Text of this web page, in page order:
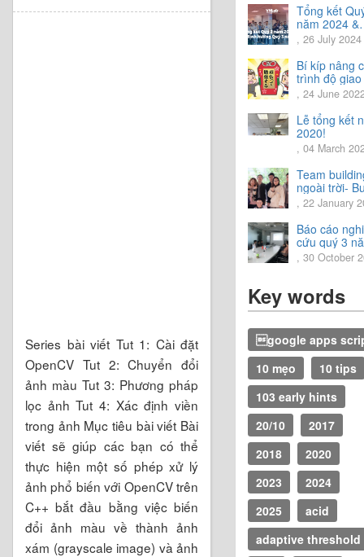
Series bài viết Tut 1: Cài đặt
OpenCV Tut 2: Chuyển đổi
ảnh màu Tut 3: Phương pháp
lọc ảnh Tut 4: Xác định viền
trong ảnh Mục tiêu bài viết Bài
viết sẽ giúp các bạn có thể
thực hiện một số phép xử lý
ảnh phổ biến với OpenCV trên
C++ bắt đầu bằng việc biến
đổi ảnh màu về thành ảnh
xám (grayscale image) và ảnh
Tổng kết
năm 2024 &
Chia sẻ định
hướng Quý 3
năm 2024
, 26 July 2024
Bí kíp nâng
trình độ
tiếng Nhật.
, 24 June
Lễ tổng kết
2020!
, 04 March
Team
ngoài trời-
trải nghiệm
vời.
, 22 January
Báo cáo
cứu quý 3
2020
, 30 October
Key words
google apps
10 mẹo
10 tips
103 early hints
20/10
2017
2018
2020
2023
2024
2025
acid
adaptive threshold